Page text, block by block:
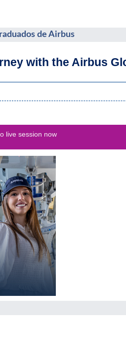
de Airbus
with the Airbus
live session now